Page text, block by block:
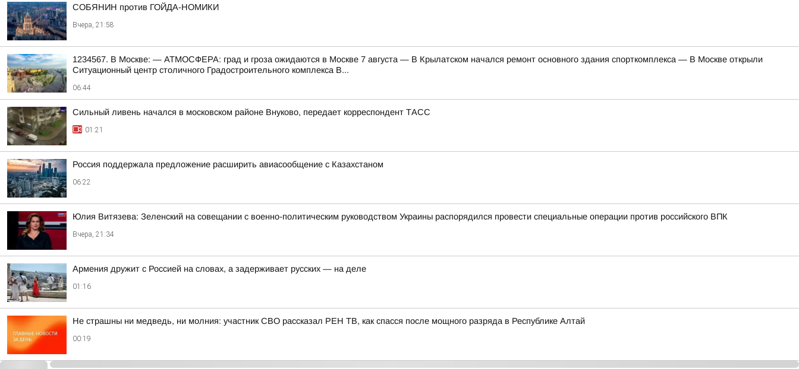
СОБЯНИН против ГОЙДА-НОМИКИ
Вчера, 21:58
1234567. В Москве: — АТМОСФЕРА: град и гроза ожидаются в Москве 7 августа — В Крылатском начался ремонт основного здания спорткомплекса — В Москве открыли
Ситуационный центр столичного Градостроительного комплекса В...
06:44
Сильный ливень начался в московском районе Внуково, передает корреспондент ТАСС
01:21
Россия поддержала предложение расширить авиасообщение с Казахстаном
06:22
Юлия Витязева: Зеленский на совещании с военно-политическим руководством Украины распорядился провести специальные операции против российского ВПК
Вчера, 21:34
Армения дружит с Россией на словах, а задерживает русских — на деле
01:16
Не страшны ни медведь, ни молния: участник СВО рассказал РЕН ТВ, как спасся после мощного разряда в Республике Алтай
00:19